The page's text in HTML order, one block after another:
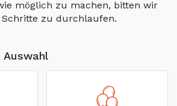
möglich zu machen, bitten wir
Schritte zu durchlaufen.
Auswahl